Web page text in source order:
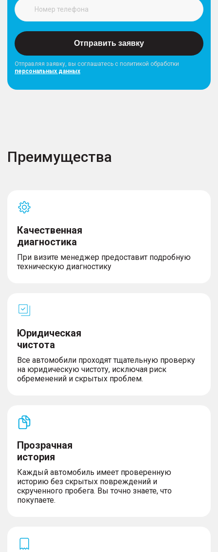
Отправить заявку
Отправляя заявку, вы соглашатесь с политикой обработки
персональных данных
Преимущества
Качественная
диагностика
При визите менеджер предоставит подробную
техническую диагностику
Юридическая
чистота
Все автомобили проходят тщательную проверку
на юридическую чистоту, исключая риск
обременений и скрытых проблем.
Прозрачная
история
Каждый автомобиль имеет проверенную
историю без скрытых повреждений и
скрученного пробега. Вы точно знаете, что
покупаете.